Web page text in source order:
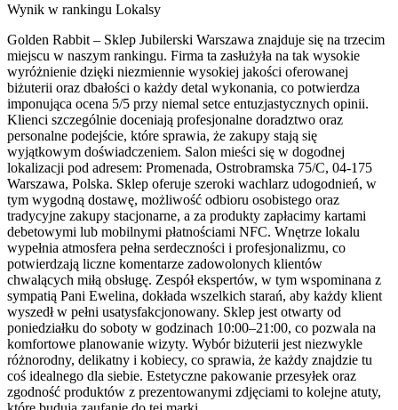
Wynik w rankingu Lokalsy
Golden Rabbit – Sklep Jubilerski Warszawa znajduje się na trzecim
miejscu w naszym rankingu. Firma ta zasłużyła na tak wysokie
wyróżnienie dzięki niezmiennie wysokiej jakości oferowanej
biżuterii oraz dbałości o każdy detal wykonania, co potwierdza
imponująca ocena 5/5 przy niemal setce entuzjastycznych opinii.
Klienci szczególnie doceniają profesjonalne doradztwo oraz
personalne podejście, które sprawia, że zakupy stają się
wyjątkowym doświadczeniem. Salon mieści się w dogodnej
lokalizacji pod adresem: Promenada, Ostrobramska 75/C, 04-175
Warszawa, Polska. Sklep oferuje szeroki wachlarz udogodnień, w
tym wygodną dostawę, możliwość odbioru osobistego oraz
tradycyjne zakupy stacjonarne, a za produkty zapłacimy kartami
debetowymi lub mobilnymi płatnościami NFC. Wnętrze lokalu
wypełnia atmosfera pełna serdeczności i profesjonalizmu, co
potwierdzają liczne komentarze zadowolonych klientów
chwalących miłą obsługę. Zespół ekspertów, w tym wspominana z
sympatią Pani Ewelina, dokłada wszelkich starań, aby każdy klient
wyszedł w pełni usatysfakcjonowany. Sklep jest otwarty od
poniedziałku do soboty w godzinach 10:00–21:00, co pozwala na
komfortowe planowanie wizyty. Wybór biżuterii jest niezwykle
różnorodny, delikatny i kobiecy, co sprawia, że każdy znajdzie tu
coś idealnego dla siebie. Estetyczne pakowanie przesyłek oraz
zgodność produktów z prezentowanymi zdjęciami to kolejne atuty,